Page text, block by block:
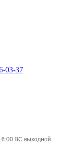
03-37
ВС выходной